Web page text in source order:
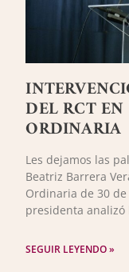
DEL RCT
ORDINARIA
Les dejamos las
Beatriz Barrera
Ordinaria de 30
presidenta analizó
SEGUIR LEYENDO »